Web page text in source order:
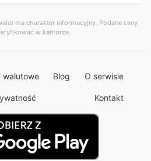
ma charakter informacyjny. Podane ceny
w kantorze.
walutowe Blog O serwisie
Kontakt